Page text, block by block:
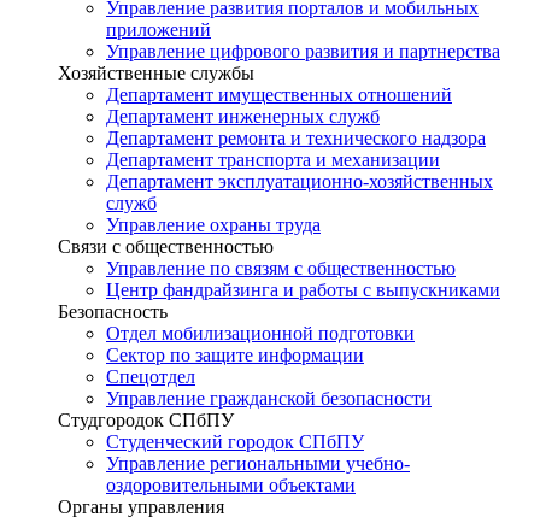
Управление развития порталов и мобильных
приложений
Управление цифрового развития и партнерства
Хозяйственные службы
Департамент имущественных отношений
Департамент инженерных служб
Департамент ремонта и технического надзора
Департамент транспорта и механизации
Департамент эксплуатационно-хозяйственных
служб
Управление охраны труда
Связи с общественностью
Управление по связям с общественностью
Центр фандрайзинга и работы с выпускниками
Безопасность
Отдел мобилизационной подготовки
Сектор по защите информации
Спецотдел
Управление гражданской безопасности
Студгородок СПбПУ
Студенческий городок СПбПУ
Управление региональными учебно-
оздоровительными объектами
Органы управления